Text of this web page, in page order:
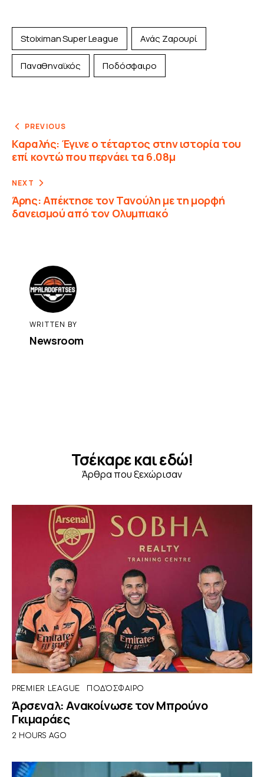
Stoiximan Super League Ανάς Ζαρουρί
Παναθηναϊκός Ποδόσφαιρο
PREVIOUS
Καραλής: Έγινε ο τέταρτος στην ιστορία του
επί κοντώ που περνάει τα 6.08μ
NEXT
Άρης: Απέκτησε τον Τανούλη με τη μορφή
δανεισμού από τον Ολυμπιακό
WRITTEN BY
Newsroom
Τσέκαρε και εδώ!
Άρθρα που ξεχώρισαν
PREMIER LEAGUE ΠΟΔΌΣΦΑΙΡΟ
Άρσεναλ: Ανακοίνωσε τον Μπρούνο
Γκιμαράες
2 HOURS AGO